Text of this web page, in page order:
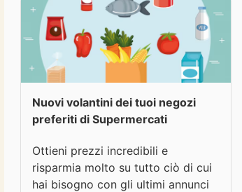
Nuovi volantini dei tuoi negozi
preferiti di Supermercati
Ottieni prezzi incredibili e
risparmia molto su tutto ciò di cui
hai bisogno con gli ultimi annunci